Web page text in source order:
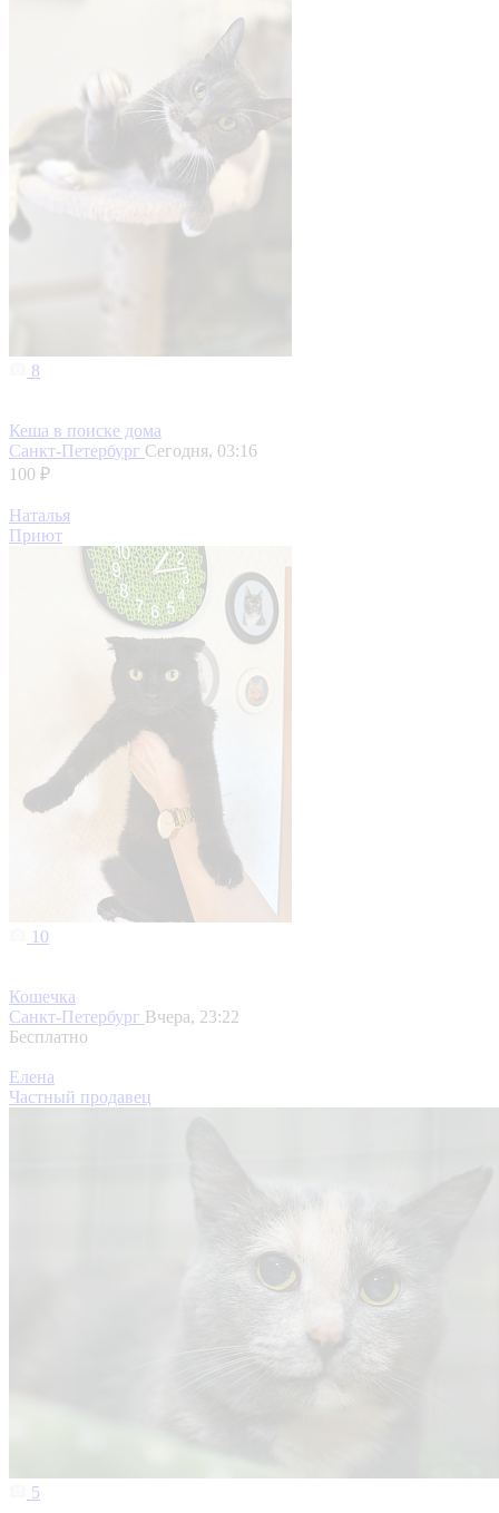
8
Кеша в поиске дома
Санкт-Петербург Сегодня, 03:16
100 ₽
Наталья
Приют
10
Кошечка
Санкт-Петербург Вчера, 23:22
Бесплатно
Елена
Частный продавец
5